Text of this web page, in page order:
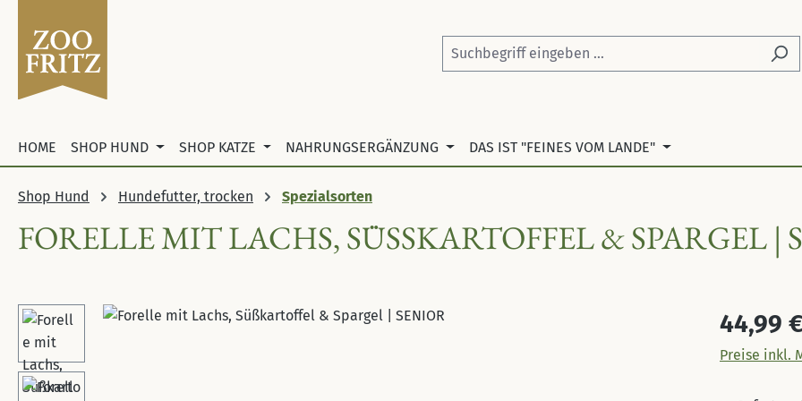
HOME SHOP HUND SHOP KATZE NAHRUNGSERGÄNZUNG DAS IST "FEINES VOM LANDE"
Shop Hund Hundefutter, trocken Spezialsorten
FORELLE MIT LACHS, SÜSSKARTOFFEL & SPARGEL |
Bildergalerie überspringen Regulärer
44,99 €
Preise inkl.